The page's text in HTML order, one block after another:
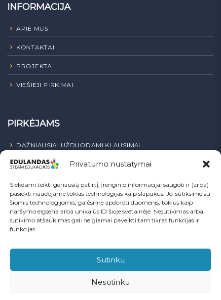
Privatumo nustatymai
Siekdami teikti geriausią patirtį, įrenginio informacijai saugoti ir (arba)
pasiekti naudojame tokias technologijas kaip slapukus. Jei sutiksime su
šiomis technologijomis, galėsime apdoroti duomenis, tokius kaip
naršymo elgsena arba unikalūs ID šioje svetainėje. Nesutikimas arba
sutikimo atšaukimas gali neigiamai paveikti tam tikras funkcijas ir
funkcijas.
Sutinku
Nesutinku
INFORMACIJA
APIE MUS
KONTAKTAI
PROJEKTAI
VIEŠIEJI PIRKIMAI
PIRKĖJAMS
DAŽNIAUSIAI UŽDUODAMI KLAUSIMAI
PASKYRA
PRIVATUMO POLITIKA
SUTARTIS